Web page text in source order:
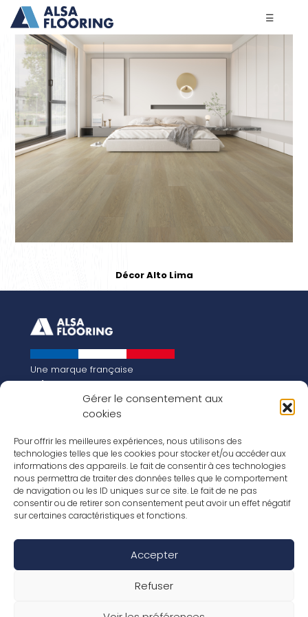
Gérer le consentement aux
cookies
Pour offrir les meilleures expériences, nous utilisons des
technologies telles que les cookies pour stocker et/ou accéder aux
informations des appareils. Le fait de consentir à ces technologies
nous permettra de traiter des données telles que le comportement
de navigation ou les ID uniques sur ce site. Le fait de ne pas
consentir ou de retirer son consentement peut avoir un effet négatif
sur certaines caractéristiques et fonctions.
Accepter
Refuser
☰
Décor Alto Lima
Une marque française
Qui sommes-nous
Notre histoire
Les chiffres clés
FR
EN
Nos revêtements
Nos Stratifiés
Nos accessoires
Nos parquets
Conditions de garantie